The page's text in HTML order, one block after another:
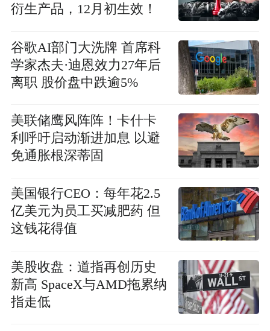
衍生产品，12月初生效！
谷歌AI部门大洗牌 首席科
学家杰夫·迪恩效力27年后
离职 股价盘中跌逾5%
美联储鹰风阵阵！卡什卡
利呼吁启动渐进加息 以避
免通胀根深蒂固
美国银行CEO：每年花2.5
亿美元为员工买减肥药 但
这钱花得值
美股收盘：道指再创历史
新高 SpaceX与AMD拖累纳
指走低